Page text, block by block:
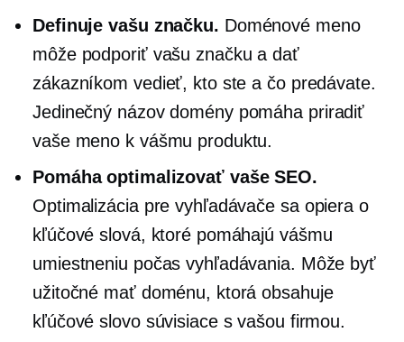
Definuje vašu značku. Doménové meno
môže podporiť vašu značku a dať
zákazníkom vedieť, kto ste a čo predávate.
Jedinečný názov domény pomáha priradiť
vaše meno k vášmu produktu.
Pomáha optimalizovať vaše SEO.
Optimalizácia pre vyhľadávače sa opiera o
kľúčové slová, ktoré pomáhajú vášmu
umiestneniu počas vyhľadávania. Môže byť
užitočné mať doménu, ktorá obsahuje
kľúčové slovo súvisiace s vašou firmou.